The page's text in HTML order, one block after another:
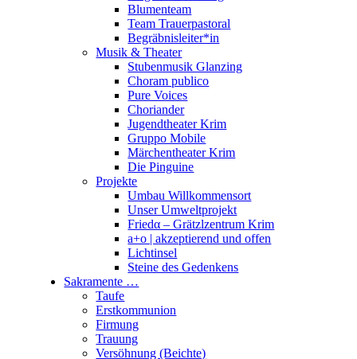
Blumenteam
Team Trauerpastoral
Begräbnisleiter*in
Musik & Theater
Stubenmusik Glanzing
Choram publico
Pure Voices
Choriander
Jugendtheater Krim
Gruppo Mobile
Märchentheater Krim
Die Pinguine
Projekte
Umbau Willkommensort
Unser Umweltprojekt
Friedα – Grätzlzentrum Krim
a+o | akzeptierend und offen
Lichtinsel
Steine des Gedenkens
Sakramente …
Taufe
Erstkommunion
Firmung
Trauung
Versöhnung (Beichte)